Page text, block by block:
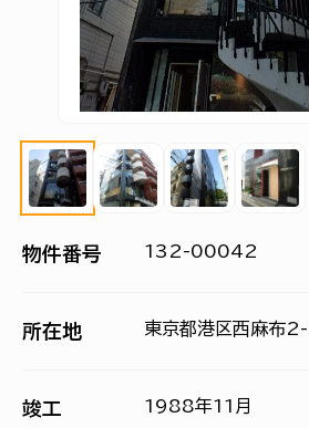
物件番号 132-00042
所在地 東京都港区西麻布
竣工 1988年11月